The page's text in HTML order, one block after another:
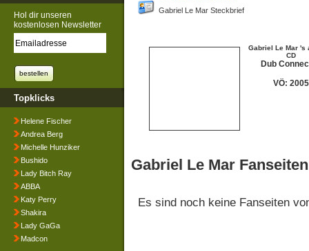
Hol dir unseren
kostenlosen Newsletter
Topklicks
Helene Fischer
Andrea Berg
Michelle Hunziker
Bushido
Lady Bitch Ray
ABBA
Katy Perry
Shakira
Lady GaGa
Madcon
Gabriel Le Mar Steckbrief
Gabriel Le Mar 's
CD
Dub
VÖ: 2005
Gabriel Le Mar Fanseiten
Es sind noch keine Fanseiten